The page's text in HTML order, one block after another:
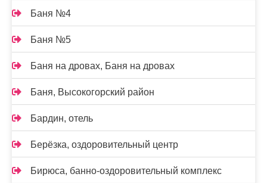
Баня №4
Баня №5
Баня на дровах, Баня на дровах
Баня, Высокогорский район
Бардин, отель
Берёзка, оздоровительный центр
Бирюса, банно-оздоровительный комплекс